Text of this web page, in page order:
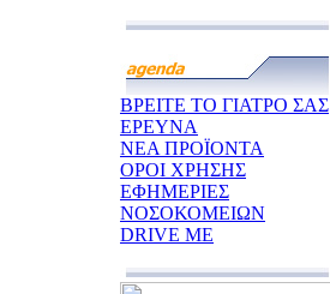
ΒΡΕΙΤΕ ΤΟ ΓΙΑΤΡΟ ΣΑΣ
ΕΡΕΥΝΑ
ΝΕΑ ΠΡΟΪΟΝΤΑ
ΟΡΟΙ ΧΡΗΣΗΣ
ΕΦΗΜΕΡΙΕΣ
ΝΟΣΟΚΟΜΕΙΩΝ
DRIVE ME